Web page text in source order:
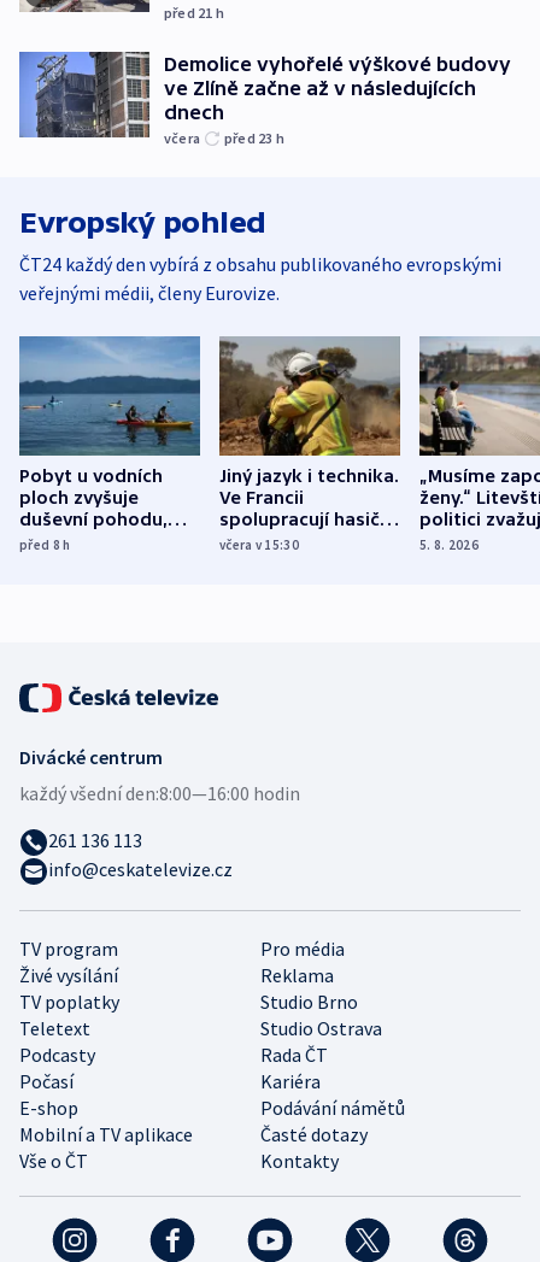
před 21 h
Demolice vyhořelé výškové budovy
ve Zlíně začne až v následujících
dnech
včera před 23 h
Evropský pohled
ČT24 každý den vybírá z obsahu publikovaného evropskými
veřejnými médii, členy Eurovize.
Pobyt u vodních
ploch zvyšuje
duševní pohodu,
ukázala
před 8h
Jiný jazyk i technika.
Ve Francii
spolupracují hasiči z
různých zemí
včera v 15:30
„Musíme
ženy.“
politici
dohodu o
5. 8. 2026
TV program
Pro média
Živé vysílání
Reklama
TV poplatky
Studio Brno
Teletext
Studio Ostrava
Podcasty
Rada ČT
Počasí
Kariéra
E-shop
Podávání námětů
Mobilní a TV aplikace
Časté dotazy
Vše o ČT
Kontakty
Divácké centrum
každý všední den:8:00—16:00 hodin
261 136 113
info@ceskatelevize.cz